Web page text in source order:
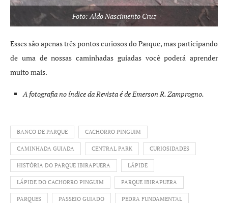
Foto: Aldo Nascimento Cruz
Esses são apenas três pontos curiosos do Parque, mas participando
de uma de nossas caminhadas guiadas você poderá aprender
muito mais.
A fotografia noíndice da Revista é de Emerson R. Zamprogno.
BANCO DE PARQUE CACHORRO PINGUIM
CAMINHADA GUIADA CENTRAL PARK CURIOSIDADES
HISTÓRIA DO PARQUE IBIRAPUERA LÁPIDE
LÁPIDE DO CACHORRO PINGUIM PARQUE IBIRAPUERA
PARQUES PASSEIO GUIADO PEDRA FUNDAMENTAL